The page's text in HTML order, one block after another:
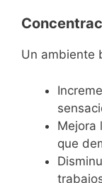
Un ambiente
Mejora
que